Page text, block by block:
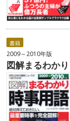
書籍
2009～2010年版
図解まるわか